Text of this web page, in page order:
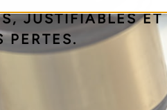
JUSTIFIABLES ET
PERTES.